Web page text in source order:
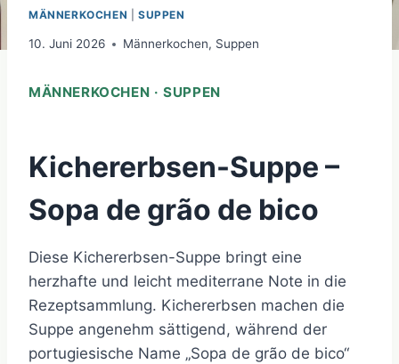
MÄNNERKOCHEN SUPPEN
10. Juni 2026 Männerkochen, Suppen
MÄNNERKOCHEN · SUPPEN
Kichererbsen-Suppe –
Sopa de grão de bico
Diese Kichererbsen-Suppe bringt eine
herzhafte und leicht mediterrane Note in die
Rezeptsammlung. Kichererbsen machen die
Suppe angenehm sättigend, während der
portugiesische Name „Sopa de grão de bico“